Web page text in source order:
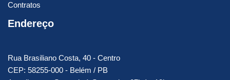
Contratos
Endereço
Rua Brasiliano Costa, 40 - Centro
CEP: 58255-000 - Belém / PB